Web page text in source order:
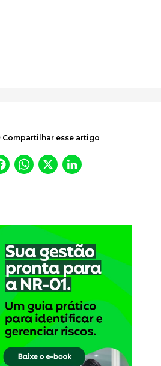
Compartilhar esse artigo
Facebook
WhatsApp
X